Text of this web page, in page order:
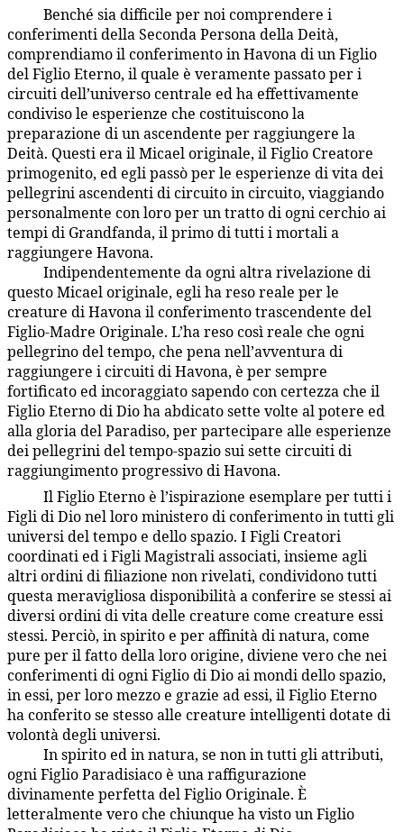
Benché sia difficile per noi comprendere i
conferimenti della Seconda Persona della Deità,
comprendiamo il conferimento in Havona di un Figlio
del Figlio Eterno, il quale è veramente passato per i
circuiti dell’universo centrale ed ha effettivamente
condiviso le esperienze che costituiscono la
preparazione di un ascendente per raggiungere la
Deità. Questi era il Micael originale, il Figlio Creatore
primogenito, ed egli passò per le esperienze di vita dei
pellegrini ascendenti di circuito in circuito, viaggiando
personalmente con loro per un tratto di ogni cerchio ai
tempi di Grandfanda, il primo di tutti i mortali a
raggiungere Havona.
Indipendentemente da ogni altra rivelazione di
questo Micael originale, egli ha reso reale per le
creature di Havona il conferimento trascendente del
Figlio-Madre Originale. L’ha reso così reale che ogni
pellegrino del tempo, che pena nell’avventura di
raggiungere i circuiti di Havona, è per sempre
fortificato ed incoraggiato sapendo con certezza che il
Figlio Eterno di Dio ha abdicato sette volte al potere ed
alla gloria del Paradiso, per partecipare alle esperienze
dei pellegrini del tempo-spazio sui sette circuiti di
raggiungimento progressivo di Havona.
Il Figlio Eterno è l’ispirazione esemplare per tutti i
Figli di Dio nel loro ministero di conferimento in tutti gli
universi del tempo e dello spazio. I Figli Creatori
coordinati ed i Figli Magistrali associati, insieme agli
altri ordini di filiazione non rivelati, condividono tutti
questa meravigliosa disponibilità a conferire se stessi ai
diversi ordini di vita delle creature come creature essi
stessi. Perciò, in spirito e per affinità di natura, come
pure per il fatto della loro origine, diviene vero che nei
conferimenti di ogni Figlio di Dio ai mondi dello spazio,
in essi, per loro mezzo e grazie ad essi, il Figlio Eterno
ha conferito se stesso alle creature intelligenti dotate di
volontà degli universi.
In spirito ed in natura, se non in tutti gli attributi,
ogni Figlio Paradisiaco è una raffigurazione
divinamente perfetta del Figlio Originale. È
letteralmente vero che chiunque ha visto un Figlio